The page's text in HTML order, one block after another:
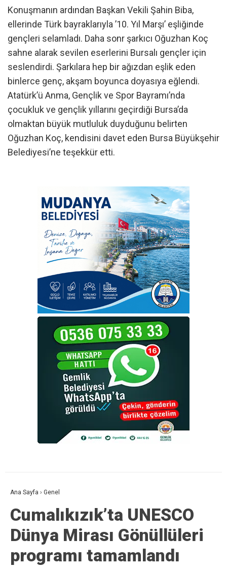
Konuşmanın ardından Başkan Vekili Şahin Biba,
ellerinde Türk bayraklarıyla ’10. Yıl Marşı’ eşliğinde
gençleri selamladı. Daha sonr şarkıcı Oğuzhan Koç
sahne alarak sevilen eserlerini Bursalı gençler için
seslendirdi. Şarkılara hep bir ağızdan eşlik eden
binlerce genç, akşam boyunca doyasıya eğlendi.
Atatürk’ü Anma, Gençlik ve Spor Bayramı’nda
çocukluk ve gençlik yıllarını geçirdiği Bursa’da
olmaktan büyük mutluluk duyduğunu belirten
Oğuzhan Koç, kendisini davet eden Bursa Büyükşehir
Belediyesi’ne teşekkür etti.
Ana Sayfa › Genel
Cumalıkızık’ta UNESCO
Dünya Mirası Gönüllüleri
programı tamamlandı